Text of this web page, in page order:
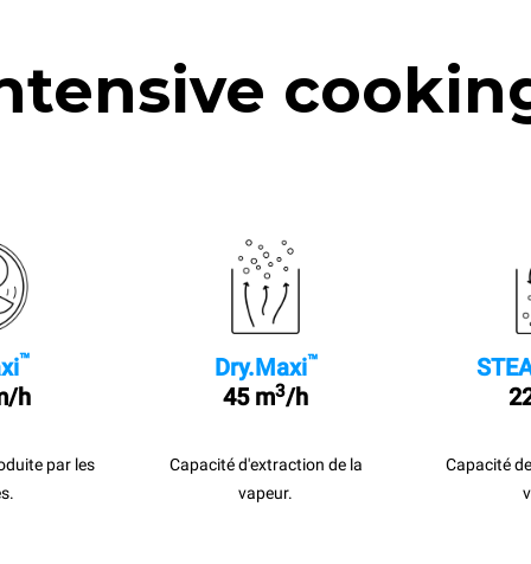
™
h
par les
Dry.Maxi™
45 m3/h
Capacité d'extraction de la
vapeur.
Capacité